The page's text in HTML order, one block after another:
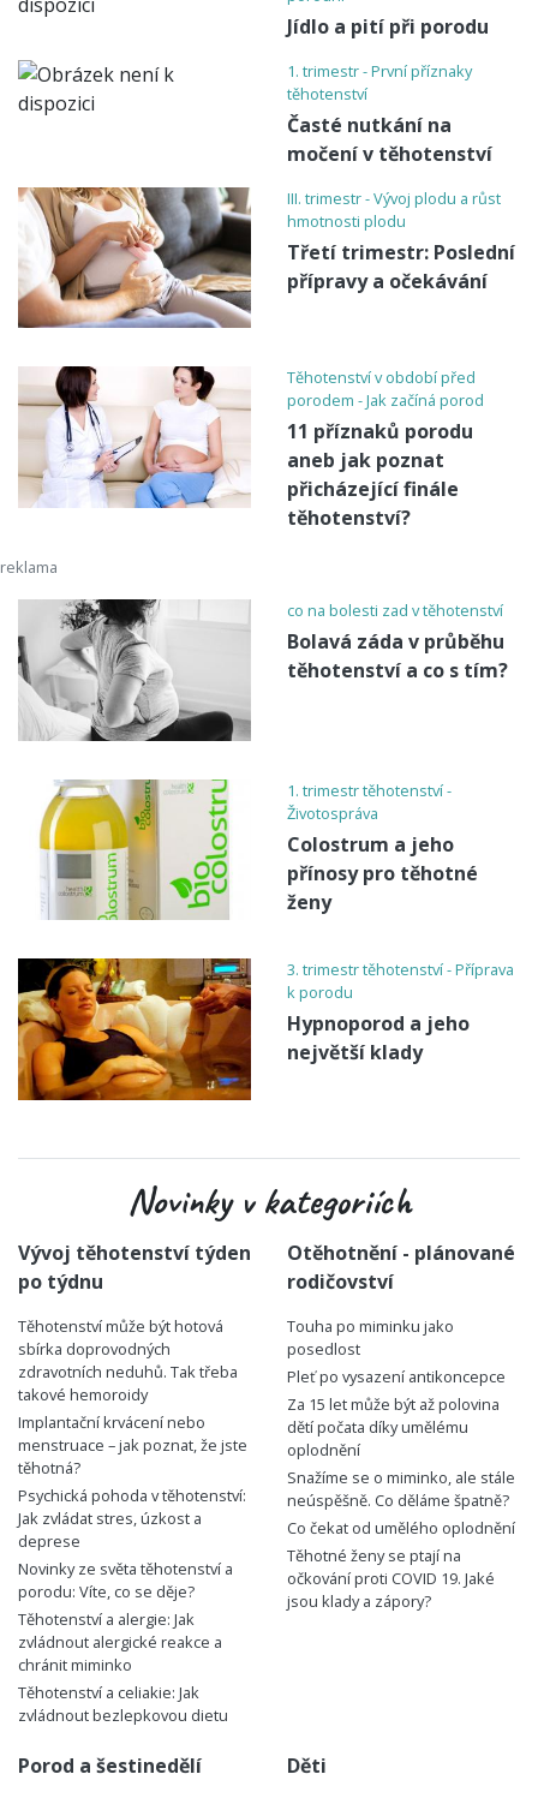
Jídlo a pití při porodu
1. trimestr - První příznaky
těhotenství
Časté nutkání na
močení v těhotenství
III. trimestr - Vývoj plodu a růst
hmotnosti plodu
Třetí trimestr: Poslední
přípravy a očekávání
Těhotenství v období před
porodem - Jak začíná porod
11 příznaků porodu
aneb jak poznat
přicházející finále
těhotenství?
co na bolesti zad v těhotenství
Bolavá záda v průběhu
těhotenství a co s tím?
1. trimestr těhotenství -
Životospráva
Colostrum a jeho
přínosy pro těhotné
ženy
3. trimestr těhotenství - Příprava
k porodu
Hypnoporod a jeho
největší klady
Novinky v kategoriích
Vývoj těhotenství týden
po týdnu
Těhotenství může být hotová
sbírka doprovodných
zdravotních neduhů. Tak třeba
takové hemoroidy
Implantační krvácení nebo
menstruace – jak poznat, že jste
těhotná?
Psychická pohoda v těhotenství:
Jak zvládat stres, úzkost a
deprese
Novinky ze světa těhotenství a
porodu: Víte, co se děje?
Těhotenství a alergie: Jak
zvládnout alergické reakce a
chránit miminko
Těhotenství a celiakie: Jak
zvládnout bezlepkovou dietu
Otěhotnění - plánované
rodičovství
Touha po miminku jako
posedlost
Pleť po vysazení antikoncepce
Za 15 let může být až polovina
dětí počata díky umělému
oplodnění
Snažíme se o miminko, ale stále
neúspěšně. Co děláme špatně?
Co čekat od umělého oplodnění
Těhotné ženy se ptají na
očkování proti COVID 19. Jaké
jsou klady a zápory?
Porod a šestinedělí Děti